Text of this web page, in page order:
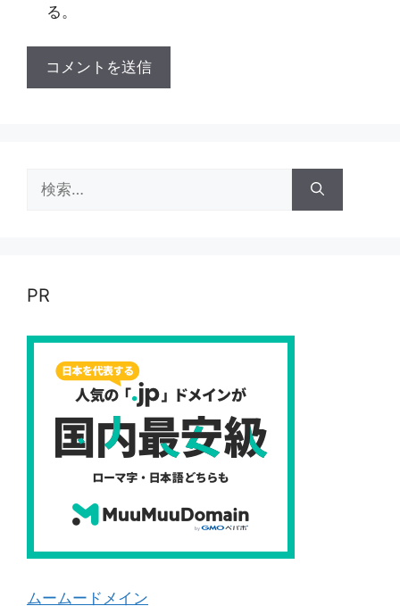
る。
索:
PR
ムームードメイン